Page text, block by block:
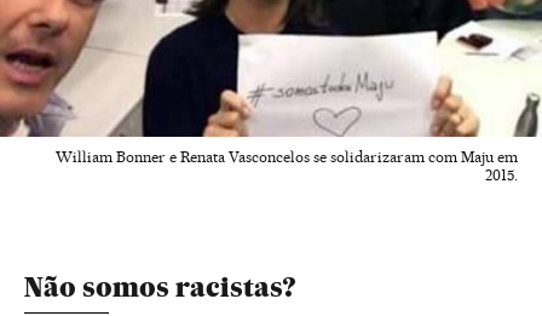
William Bonner e Renata Vasconcelos se solidarizaram com Maju em
2015.
Não somos racistas?